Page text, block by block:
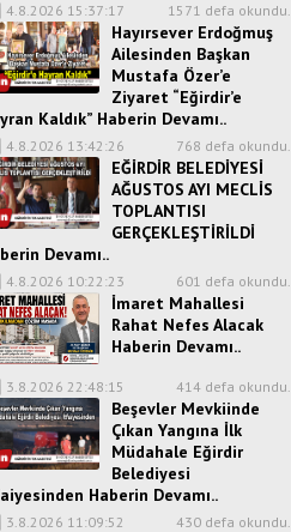
4.8.2026 15:37:17 1571 defa okundu.
Hayırsever Erdoğmuş
Ailesinden Başkan
Mustafa Özer’e
Ziyaret “Eğirdir’e
Kaldık” Haberin Devamı..
4.8.2026 13:42:26 768 defa okundu.
EĞİRDİR BELEDİYESİ
AĞUSTOS AYI MECLİS
TOPLANTISI
GERÇEKLEŞTİRİLDİ
Devamı..
4.8.2026 10:22:23 601 defa okundu.
İmaret Mahallesi
Rahat Nefes Alacak
Haberin Devamı..
3.8.2026 22:48:15 414 defa okundu.
Beşevler Mevkiinde
Çıkan Yangına İlk
Müdahale Eğirdir
Belediyesi
Haberin Devamı..
3.8.2026 11:09:52 430 defa okundu.